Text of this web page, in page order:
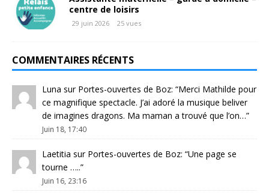
centre de loisirs
29 juin 2026 25 vues
COMMENTAIRES RÉCENTS
Luna sur Portes-ouvertes de Boz: “Merci Mathilde pour
ce magnifique spectacle. J’ai adoré la musique beliver
de imagines dragons. Ma maman a trouvé que l’on…”
Juin 18, 17:40
Laetitia sur Portes-ouvertes de Boz: “Une page se
tourne …..”
Juin 16, 23:16